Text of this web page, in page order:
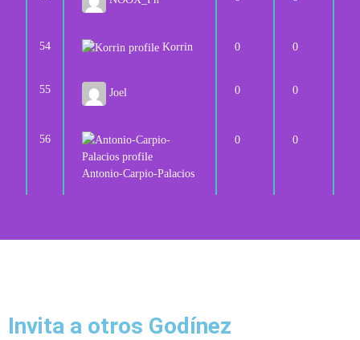
54 Korrin 0 0
55 Joel 0 0
56
Antonio-Carpio-Palacios
0 0
Invita a otros Godínez